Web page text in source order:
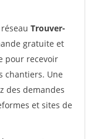
Trouver-
gratuite et
pour recevoir
chantiers. Une
des demandes
et sites de